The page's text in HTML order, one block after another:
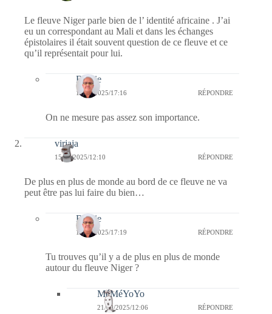
Le fleuve Niger parle bien de l’ identité africaine . J’ai
eu un correspondant au Mali et dans les échanges
épistolaires il était souvent question de ce fleuve et ce
qu’il représentait pour lui.
Bernie
17/09/2025/17:16 RÉPONDRE
On ne mesure pas assez son importance.
virjaja
15/09/2025/12:10 RÉPONDRE
De plus en plus de monde au bord de ce fleuve ne va
peut être pas lui faire du bien…
Bernie
17/09/2025/17:19 RÉPONDRE
Tu trouves qu’il y a de plus en plus de monde
autour du fleuve Niger ?
MéMéYoYo
21/09/2025/12:06 RÉPONDRE